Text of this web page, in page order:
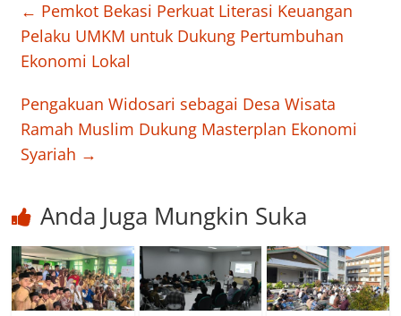
← Pemkot Bekasi Perkuat Literasi Keuangan
Pelaku UMKM untuk Dukung Pertumbuhan
Ekonomi Lokal
Pengakuan Widosari sebagai Desa Wisata
Ramah Muslim Dukung Masterplan Ekonomi
Syariah →
Anda Juga Mungkin Suka